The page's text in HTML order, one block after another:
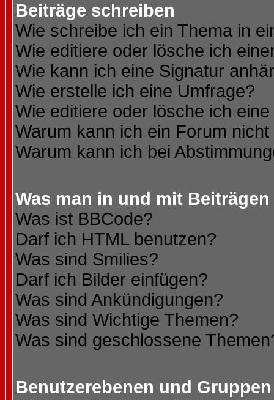
Beiträge schreiben
Wie schreibe ich ein Thema in
Wie editiere oder lösche ich
Wie kann ich eine Signatur
Wie erstelle ich eine Umfrage?
Wie editiere oder lösche ich
Warum kann ich ein Forum
Warum kann ich bei
Was man in und mit
Was ist BBCode?
Darf ich HTML benutzen?
Was sind Smilies?
Darf ich Bilder einfügen?
Was sind Ankündigungen?
Was sind Wichtige Themen?
Was sind geschlossene
Benutzerebenen und Gruppen